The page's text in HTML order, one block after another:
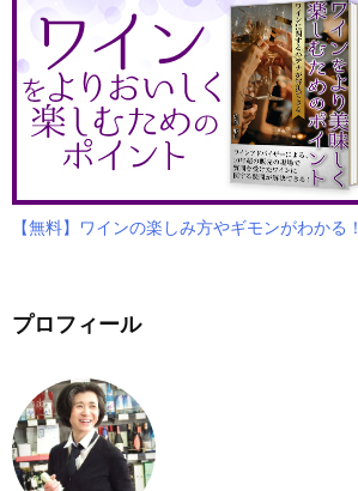
【無料】ワインの楽しみ方やギモンがわかる！
プロフィール